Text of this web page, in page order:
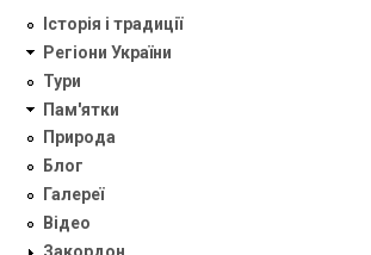
Історія і традиції
Регіони України
Тури
Пам'ятки
Природа
Блог
Галереї
Відео
Закордон